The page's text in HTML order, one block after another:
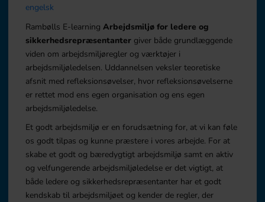
engelsk
Rambølls E-learningArbejdsmiljø for ledere og
sikkerhedsrepræsentanter giver både grundlæggende
viden om arbejdsmiljøregler og værktøjer i
arbejdsmiljøledelsen. Uddannelsen veksler teoretiske
afsnit med refleksionsøvelser, hvor refleksionsøvelserne
er rettet mod ens egen organisation og ens egen
arbejdsmiljøledelse.
Et godt arbejdsmiljø er en forudsætning for, at vi kan føle
os godt tilpas og kunne præstere i vores arbejde. For at
skabe et godt og bæredygtigt arbejdsmiljø samt en aktiv
og velfungerende arbejdsmiljøledelse er det vigtigt, at
både ledere og sikkerhedsrepræsentanter har et godt
kendskab til arbejdsmiljøet og kender de regler, der